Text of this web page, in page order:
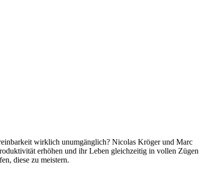
wirklich unumgänglich? Nicolas Kröger und Marc
erhöhen und ihr Leben gleichzeitig in vollen Zügen
diese zu meistern.